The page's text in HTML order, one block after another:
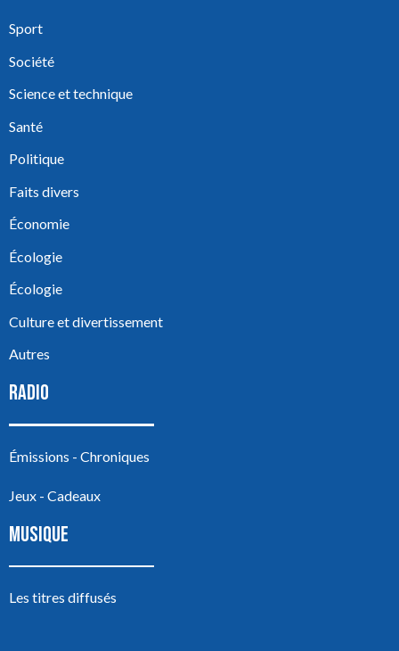
Sport
Société
Science et technique
Santé
Politique
Faits divers
Économie
Écologie
Écologie
Culture et divertissement
Autres
RADIO
Émissions - Chroniques
Jeux - Cadeaux
MUSIQUE
Les titres diffusés